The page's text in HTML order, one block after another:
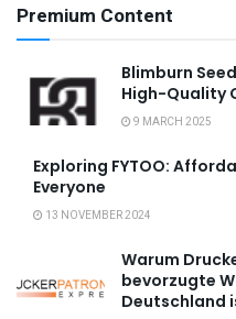
Premium Content
Blimburn
High-Quality
9 MARCH 2025
Exploring FYTOO:
Everyone
13 NOVEMBER 2024
Warum
bevorzugte
Deutschland